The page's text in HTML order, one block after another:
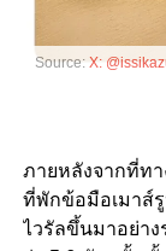
Source:X:
ภายหลังจากที่ท
ที่พักข้อมือเมาส์
ไวรัลขึ้นมาอย่าง